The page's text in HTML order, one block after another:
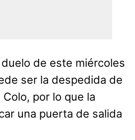
de este miércoles
ser la despedida de
por lo que la
una puerta de salida